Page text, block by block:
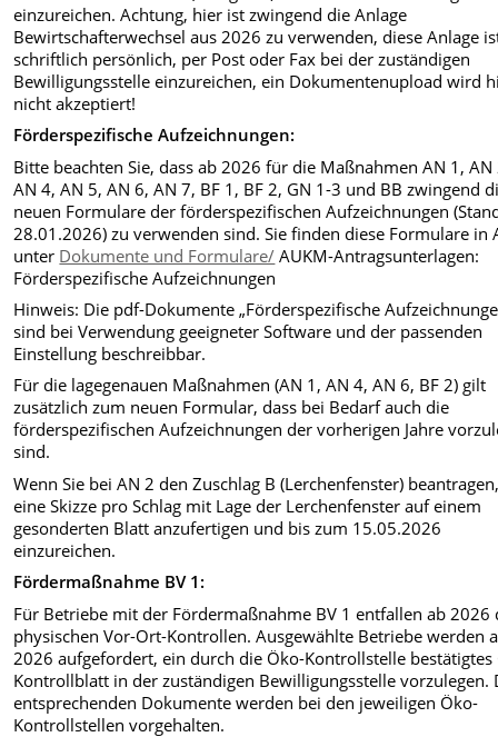
einzureichen. Achtung, hier ist zwingend die Anlage
Bewirtschafterwechsel aus 2026 zu verwenden, diese Anlage
schriftlich persönlich, per Post oder Fax bei der zuständigen
Bewilligungsstelle einzureichen, ein Dokumentenupload wird
nicht akzeptiert!
Förderspezifische Aufzeichnungen:
Bitte beachten Sie, dass ab 2026 für die Maßnahmen AN 1, AN
AN 4, AN 5, AN 6, AN 7, BF 1, BF 2, GN 1-3 und BB zwingend
neuen Formulare der förderspezifischen Aufzeichnungen
28.01.2026) zu verwenden sind. Sie finden diese Formulare in
unter Dokumente und Formulare/ AUKM-Antragsunterlagen:
Förderspezifische Aufzeichnungen
Hinweis: Die pdf-Dokumente „Förderspezifische
sind bei Verwendung geeigneter Software und der passenden
Einstellung beschreibbar.
Für die lagegenauen Maßnahmen (AN 1, AN 4, AN 6, BF 2) gilt
zusätzlich zum neuen Formular, dass bei Bedarf auch die
förderspezifischen Aufzeichnungen der vorherigen Jahre
sind.
Wenn Sie bei AN 2 den Zuschlag B (Lerchenfenster)
eine Skizze pro Schlag mit Lage der Lerchenfenster auf einem
gesonderten Blatt anzufertigen und bis zum 15.05.2026
einzureichen.
Fördermaßnahme BV 1:
Für Betriebe mit der Fördermaßnahme BV 1 entfallen ab 2026
physischen Vor-Ort-Kontrollen. Ausgewählte Betriebe werden
2026 aufgefordert, ein durch die Öko-Kontrollstelle bestätigtes
Kontrollblatt in der zuständigen Bewilligungsstelle vorzulegen.
entsprechenden Dokumente werden bei den jeweiligen Öko-
Kontrollstellen vorgehalten.